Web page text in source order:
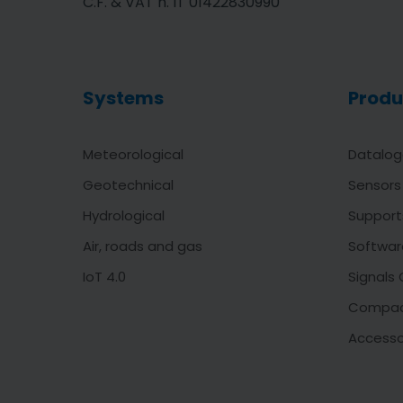
Systems
Meteorological
Geotechnical
Hydrological
Air, roads and gas
IoT 4.0
Sensors
Signals